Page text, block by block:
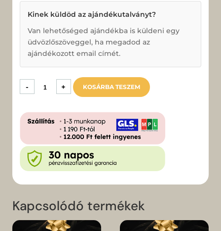
Kinek küldöd az ajándékutalványt?
Van lehetőséged ajándékba is küldeni egy
üdvözlőszöveggel, ha megadod az
ajándékozott email címét.
-
5000
Ajándékutalvány
mennyiség
+ KOSÁRBA TESZEM
Kapcsolódó termékek